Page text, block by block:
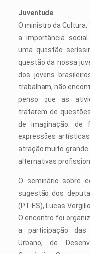
Juventude
O ministro da
a importância
uma questão
questão da nossa
dos jovens
trabalham, não
penso que as
tratarem de
de imaginação, de
expressões
atração muito
alternativas
O seminário sobre
sugestão dos
(PT-ES), Lucas
O encontro foi
a participação das
Urbano; de